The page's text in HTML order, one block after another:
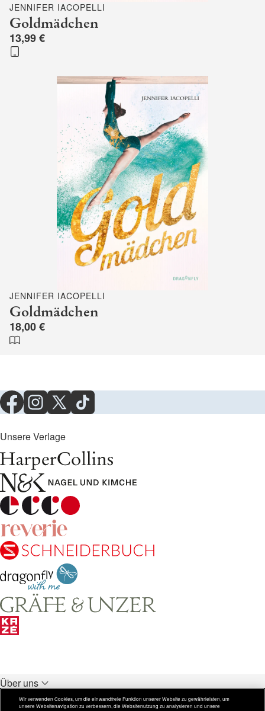
JENNIFER IACOPELLI
Goldmädchen
13,99 €
JENNIFER IACOPELLI
Goldmädchen
18,00 €
Unsere Verlage
Über uns
Unsere Verlage
Wir verwenden Cookies, um die einwandfreie Funktion unserer Website zu gewährleisten, um
unsere Websitenavigation zu verbessern, die Websitenutzung zu analysieren und unsere